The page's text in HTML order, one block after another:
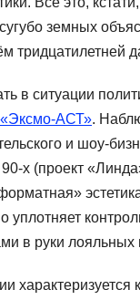
земных
тридцатилетней
в ситуации
«Эксмо-АСТ».
и шоу-
90-х (проект
уплотняет
в руки